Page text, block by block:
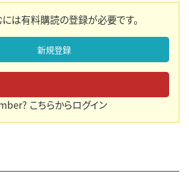
は有料購読の登録が必要です。
新規登録
こちらからログイン